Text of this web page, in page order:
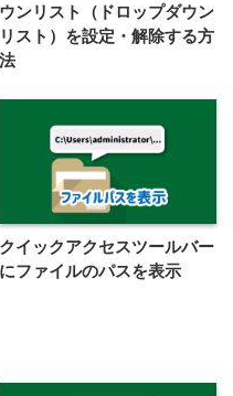
ウンリスト（ドロップダウン
リスト）を設定・解除する方
法
クイックアクセスツールバー
にファイルのパスを表示